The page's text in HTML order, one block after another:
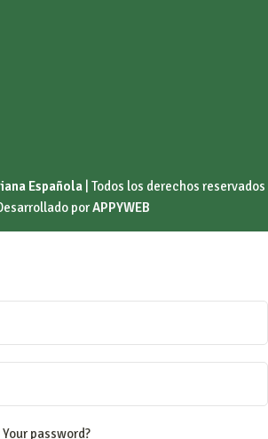
Española | Todos los derechos reservados
Desarrollado porAPPYWEB
Your password?